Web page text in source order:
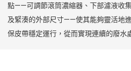
點——可調節滾筒濃縮器、下部濾液收
及緊湊的外部尺寸——使其能夠靈活地
保皮帶穩定運行，從而實現連續的廢水